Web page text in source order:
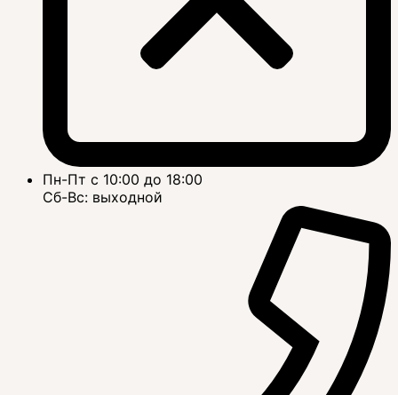
Пн-Пт с 10:00 до 18:00
Сб-Вс: выходной